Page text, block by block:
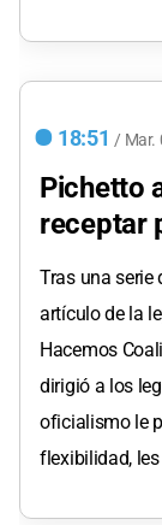
18:51 / Mar.
Pichetto
receptar
Tras una serie
artículo de la
Hacemos
dirigió a los
oficialismo le
flexibilidad,